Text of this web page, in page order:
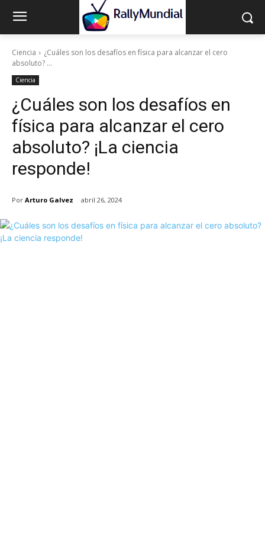
Ciencia
¿Cuáles son los desafíos en física para alcanzar el cero
absoluto? ...
Ciencia
¿Cuáles son los desafíos en
física para alcanzar el cero
absoluto? ¡La ciencia
responde!
Por Arturo Galvez abril 26, 2024